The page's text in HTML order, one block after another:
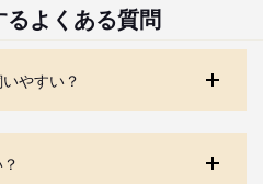
るよくある質問
やすい？